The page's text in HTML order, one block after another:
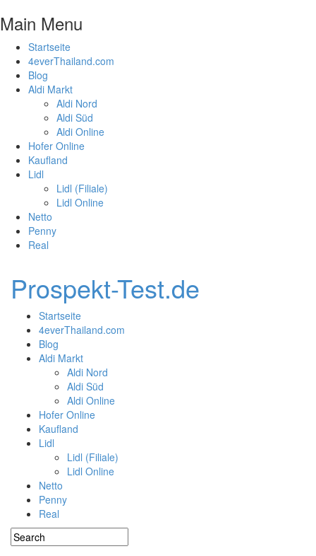
Main Menu
Startseite
4everThailand.com
Blog
Aldi Markt
Aldi Nord
Aldi Süd
Aldi Online
Hofer Online
Kaufland
Lidl
Lidl (Filiale)
Lidl Online
Netto
Penny
Real
Prospekt-Test.de
Startseite
4everThailand.com
Blog
Aldi Markt
Aldi Nord
Aldi Süd
Aldi Online
Hofer Online
Kaufland
Lidl
Lidl (Filiale)
Lidl Online
Netto
Penny
Real